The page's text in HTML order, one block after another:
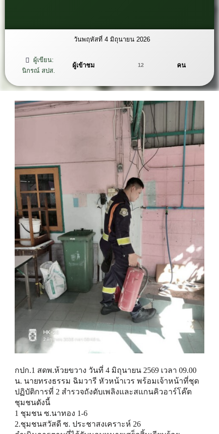
วันพฤหัสที่ 4 มิถุนายน 2026
ผู้เขียน:
นิกรณ์ สปส.
ผู้เข้าชม 12 คน
กปก.1 สดพ.ห้วยขวาง วันที่ 4 มิถุนายน 2569 เวลา 09.00
น. นายทรงธรรม ฉิมวารี หัวหน้าเวร พร้อมเจ้าหน้าที่ชุด
ปฏิบัติการที่ 2 สำรวจถังดับเพลิงและสแกนคิวอาร์โค๊ต
ชุมชนดังนี้
1 ชุมชน ซ.นาทอง 1-6
2.ชุมชนสวัสดี ซ. ประชาสงเคราะห์ 26